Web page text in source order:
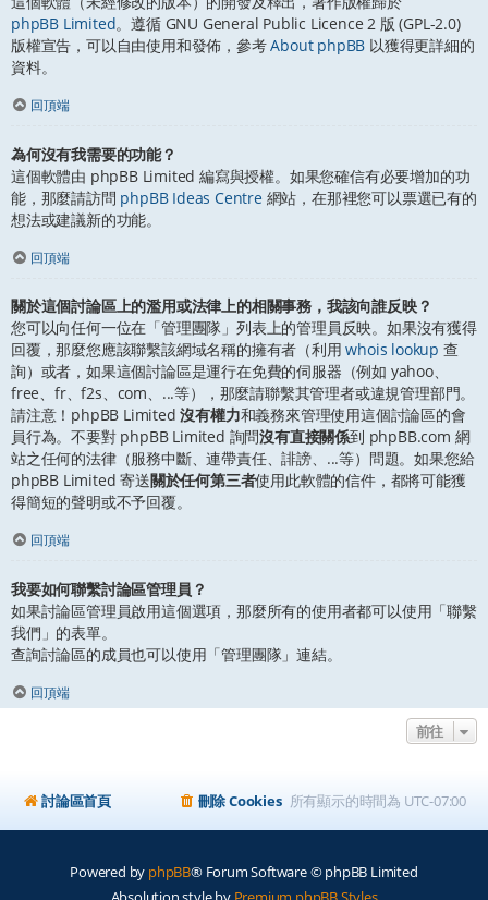
phpBB Limited。遵循 GNU General Public Licence 2 版 (GPL-2.0)
版權宣告，可以自由使用和發佈，參考About phpBB 以獲得更詳細的
資料。
回頂端
為何沒有我需要的功能？
這個軟體由 phpBB Limited 編寫與授權。如果您確信有必要增加的功
能，那麼請訪問 phpBB Ideas Centre網站，在那裡您可以票選已有的
想法或建議新的功能。
回頂端
關於這個討論區上的濫用或法律上的相關事務，我該向誰反映？
您可以向任何一位在「管理團隊」列表上的管理員反映。如果沒有獲得
回覆，那麼您應該聯繫該網域名稱的擁有者（利用whois lookup 查
詢）或者，如果這個討論區是運行在免費的伺服器（例如 yahoo、
free、fr、f2s、com、...等），那麼請聯繫其管理者或違規管理部門。
請注意！phpBB Limited沒有權力和義務來管理使用這個討論區的會
員行為。不要對 phpBB Limited 詢問沒有直接關係到 phpBB.com 網
站之任何的法律（服務中斷、連帶責任、誹謗、...等）問題。如果您給
phpBB Limited 寄送關於任何第三者使用此軟體的信件，都將可能獲
得簡短的聲明或不予回覆。
回頂端
我要如何聯繫討論區管理員？
如果討論區管理員啟用這個選項，那麼所有的使用者都可以使用「聯繫
我們」的表單。
查詢討論區的成員也可以使用「管理團隊」連結。
回頂端
前往
討論區首頁 所有顯示的時間為 UTC-07:00
刪除 Cookies
Powered by phpBB® Forum Software © phpBB Limited